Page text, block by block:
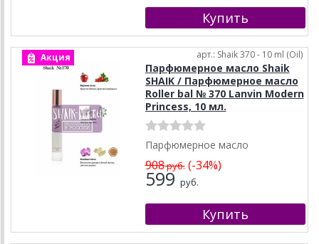
Акция арт.: Shaik 370 - 10 ml (Oil)
Парфюмерное масло Shaik
SHAIK / Парфюмерное масло
Roller bal № 370 Lanvin Modern
Princess, 10 мл.
Парфюмерное масло
908руб.(-34%)
599 руб.